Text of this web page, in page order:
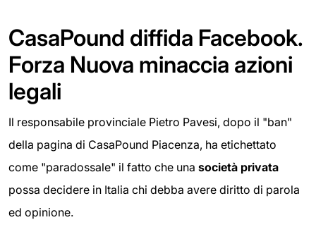
CasaPound diffida Facebook.
Forza Nuova minaccia azioni
legali
Il responsabile provinciale Pietro Pavesi, dopo il "ban"
della pagina di CasaPound Piacenza, ha etichettato
come "paradossale" il fatto che una società privata
possa decidere in Italia chi debba avere diritto di parola
ed opinione.